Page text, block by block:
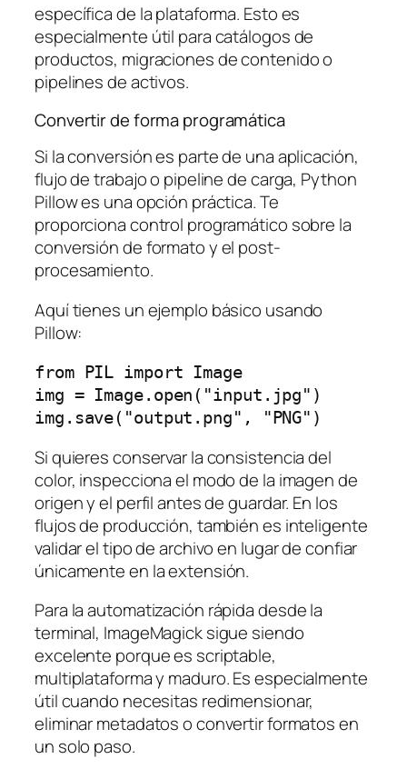
específica de la plataforma. Esto es
especialmente útil para catálogos de
productos, migraciones de contenido o
pipelines de activos.
Convertir de forma programática
Si la conversión es parte de una aplicación,
flujo de trabajo o pipeline de carga, Python
Pillow es una opción práctica. Te
proporciona control programático sobre la
conversión de formato y el post-
procesamiento.
Aquí tienes un ejemplo básico usando
Pillow:
from PIL import Image
img = Image.open("input.jpg")
Si quieres conservar la consistencia del
color, inspecciona el modo de la imagen de
origen y el perfil antes de guardar. En los
flujos de producción, también es inteligente
validar el tipo de archivo en lugar de confiar
únicamente en la extensión.
Para la automatización rápida desde la
terminal, ImageMagick sigue siendo
excelente porque es scriptable,
multiplataforma y maduro. Es especialmente
útil cuando necesitas redimensionar,
eliminar metadatos o convertir formatos en
un solo paso.